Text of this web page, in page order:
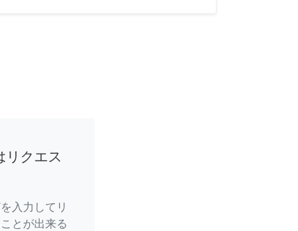
リクエス
入力してリ
とが出来る